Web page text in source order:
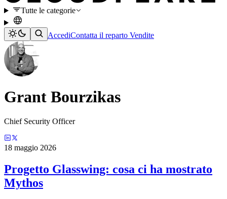
Tutte le categorie
AccediContatta il reparto Vendite
Grant Bourzikas
Chief Security Officer
18 maggio 2026
Progetto Glasswing: cosa ci ha mostrato
Mythos